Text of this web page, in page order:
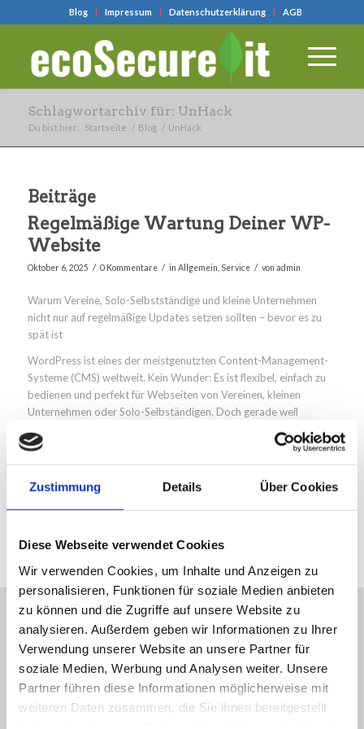
Zustimmung Details Über Cookies
Diese Webseite verwendet Cookies
Wir verwenden Cookies, um Inhalte und Anzeigen zu
personalisieren, Funktionen für soziale Medien anbieten
zu können und die Zugriffe auf unsere Website zu
analysieren. Außerdem geben wir Informationen zu Ihrer
Verwendung unserer Website an unsere Partner für
soziale Medien, Werbung und Analysen weiter. Unsere
Partner führen diese Informationen möglicherweise mit
weiteren Daten zusammen, die Sie ihnen bereitgestellt
Blog Impressum Datenschutzerklärung AGB
Schlagwortarchiv für: UnHack
Du bist hier: Startseite / Blog / UnHack
Beiträge
Regelmäßige Wartung Deiner WP-
Website
Oktober 6, 2025 / 0 Kommentare / in Allgemein Service / von admin
Warum Vereine, Solo-Selbstständige und kleine Unternehmen
nicht nur auf regelmäßige Updates setzen sollten – bevor es zu
spät ist
WordPress ist eines der meistgenutzten Content-Management-
Systeme (CMS) weltweit. Kein Wunder: Es ist flexibel, einfach zu
bedienen und perfekt für Webseiten von Vereinen, kleinen
Unternehmen oder Solo-Selbständigen. Doch gerade weil
WordPress so weit verbreitet ist, ist es auch ein beliebtes Ziel für
Hackerangriffe.
* Alle Preis inkl. 19% MwSt